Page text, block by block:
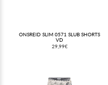
ONSREID SLIM 0571 SLUB SHORTS
VD
29,99€